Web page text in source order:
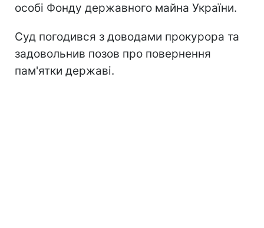
особі Фонду державного майна України.
Суд погодився з доводами прокурора та
задовольнив позов про повернення
пам'ятки державі.